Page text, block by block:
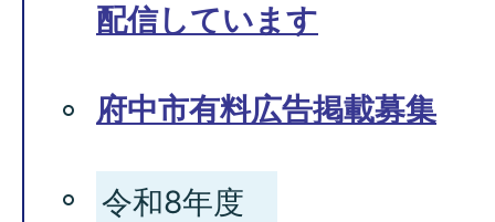
配信しています
府中市有料広告掲載募集
令和8年度